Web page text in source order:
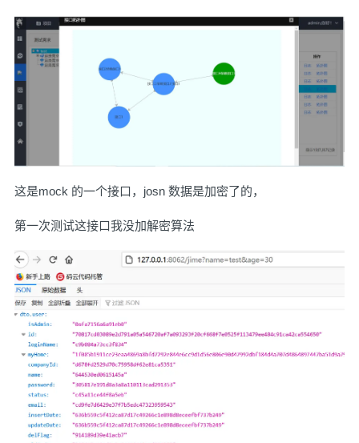
这是mock 的一个接口，josn 数据是加密了的，
第一次测试这接口我没加解密算法